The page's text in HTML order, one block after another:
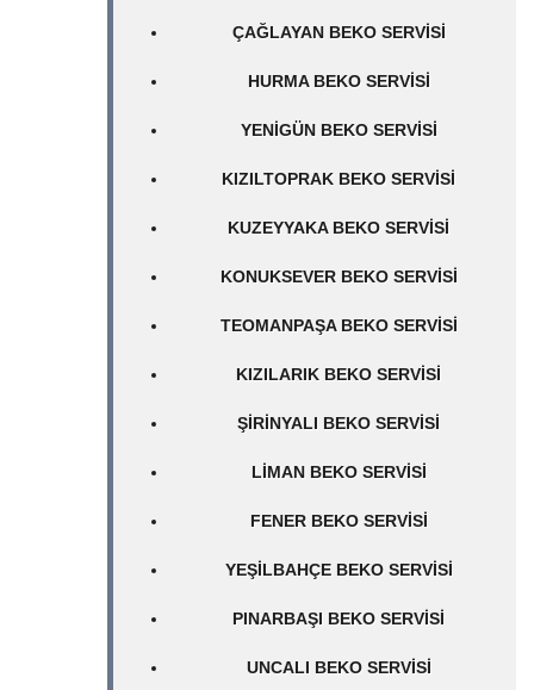
ÇAĞLAYAN BEKO SERVISI
HURMA BEKO SERVISI
YENIGÜN BEKO SERVISI
KIZILTOPRAK BEKO SERVISI
KUZEYYAKA BEKO SERVISI
KONUKSEVER BEKO SERVISI
TEOMANPAŞA BEKO SERVISI
KIZILARIK BEKO SERVISI
ŞIRINYALI BEKO SERVISI
LIMAN BEKO SERVISI
FENER BEKO SERVISI
YEŞILBAHÇE BEKO SERVISI
PINARBAŞI BEKO SERVISI
UNCALI BEKO SERVISI